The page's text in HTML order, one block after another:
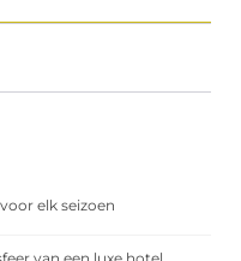
elk seizoen